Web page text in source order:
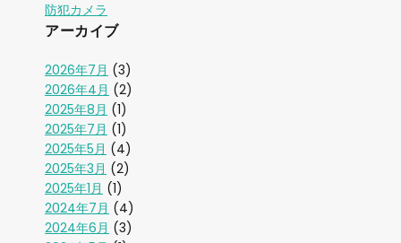
防犯カメラ
アーカイブ
2026年7月 (3)
2026年4月 (2)
2025年8月 (1)
2025年7月 (1)
2025年5月 (4)
2025年3月 (2)
2025年1月 (1)
2024年7月 (4)
2024年6月 (3)